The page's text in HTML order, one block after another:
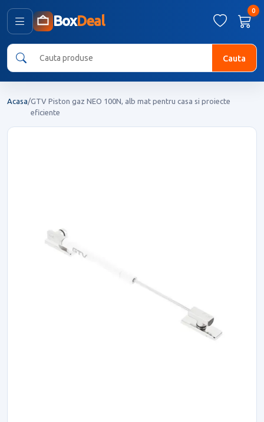
BoxDeal
0
Cauta
Acasa/GTV Piston gaz NEO 100N, alb mat pentru casa si proiecte
eficiente